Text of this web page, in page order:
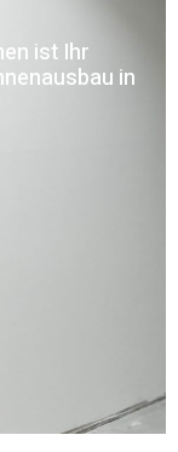
ist Ihr
in